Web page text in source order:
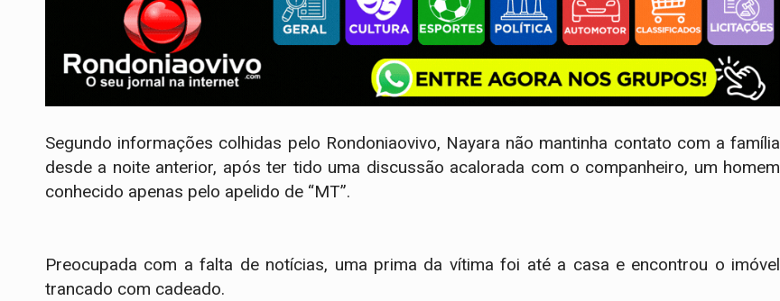
Segundo informações colhidas pelo Rondoniaovivo, Nayara não mantinha contato com a família
desde a noite anterior, após ter tido uma discussão acalorada com o companheiro, um homem
conhecido apenas pelo apelido de “MT”.
Preocupada com a falta de notícias, uma prima da vítima foi até a casa e encontrou o imóvel
trancado com cadeado.